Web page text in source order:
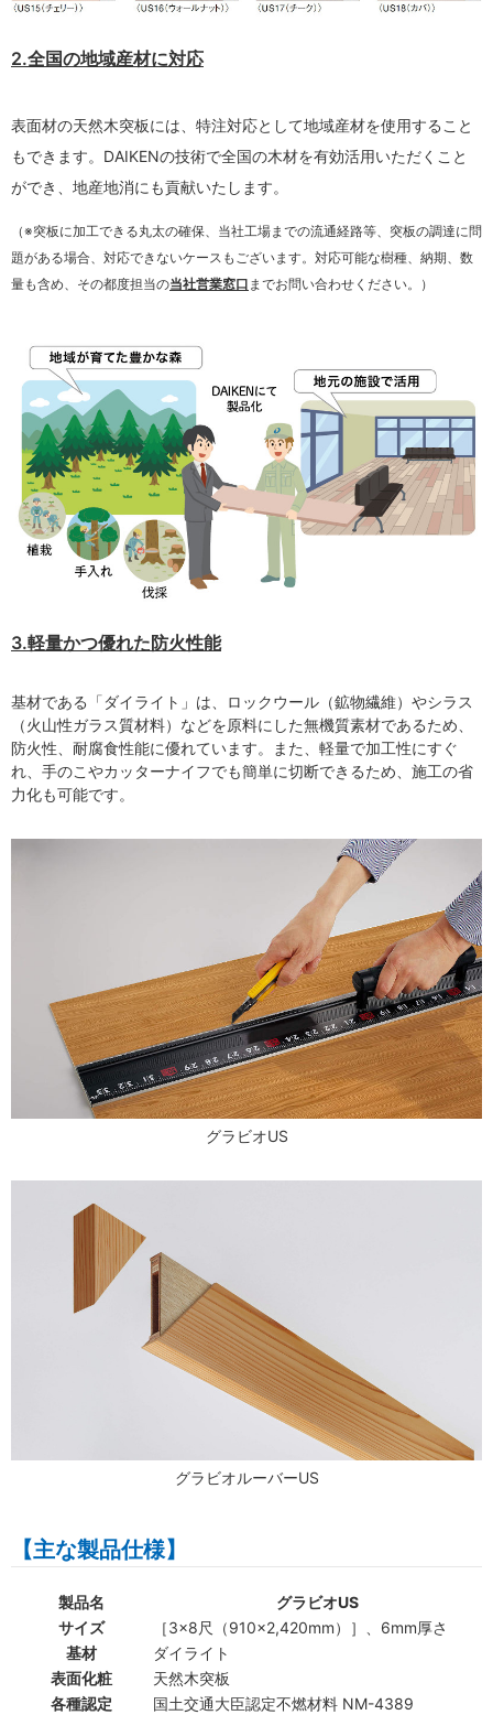
2.全国の地域産材に対応
表面材の天然木突板には、特注対応として地域産材を使用すること
もできます。DAIKENの技術で全国の木材を有効活用いただくこと
ができ、地産地消にも貢献いたします。
（※突板に加工できる丸太の確保、当社工場までの流通経路等、突板の調達に問
題がある場合、対応できないケースもございます。対応可能な樹種、納期、数
量も含め、その都度担当の当社営業窓口 までお問い合わせください。）
3.軽量かつ優れた防火性能
基材である「ダイライト」は、ロックウール（鉱物繊維）やシラス
（火山性ガラス質材料）などを原料にした無機質素材であるため、
防火性、耐腐食性能に優れています。また、軽量で加工性にすぐ
れ、手のこやカッターナイフでも簡単に切断できるため、施工の省
力化も可能です。
グラビオUS
グラビオルーバーUS
【主な製品仕様】
製品名
グラビオUS
サイズ
［3×8尺（910×2,420mm）］、6mm厚さ
基材
ダイライト
表面化粧
天然木突板
各種認定
国土交通大臣認定不燃材料 NM-4389